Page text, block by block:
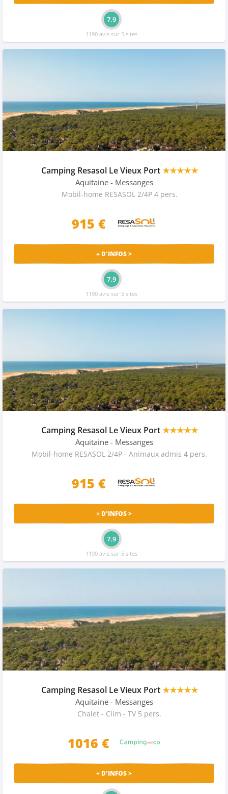
7.9
1190 avis sur 5 sites
Camping Resasol Le Vieux Port★★★★★
Aquitaine - Messanges
Mobil-home RESASOL 2/4P 4 pers.
915 €
+ D'INFOS >
7.9
1190 avis sur 5 sites
Camping Resasol Le Vieux Port★★★★★
Aquitaine - Messanges
Mobil-home RESASOL 2/4P - Animaux admis 4 pers.
915 €
+ D'INFOS >
7.9
1190 avis sur 5 sites
Camping Resasol Le Vieux Port★★★★★
Aquitaine - Messanges
Chalet - Clim - TV 5 pers.
1016 €
+ D'INFOS >